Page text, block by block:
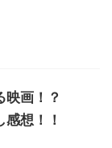
映画！？
感想！！